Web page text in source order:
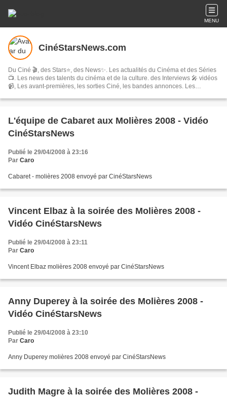
MENU
CinéStarsNews.com
Du Ciné 🎬, des Stars⭐, des News✨. Les actualités du Cinéma et des Séries
📺. Les news des talents du cinéma et de la culture. des Interviews 🎤 vidéos
📹, Les avant-premières, les sorties Ciné, les bandes annonces. Les
L'équipe de Cabaret aux Molières 2008 - Vidéo
CinéStarsNews
Publié le 29/04/2008 à 23:16
Par Caro
Cabaret - molières 2008 envoyé par CinéStarsNews
Vincent Elbaz à la soirée des Molières 2008 -
Vidéo CinéStarsNews
Publié le 29/04/2008 à 23:11
Par Caro
Vincent Elbaz molières 2008 envoyé par CinéStarsNews
Anny Duperey à la soirée des Molières 2008 -
Vidéo CinéStarsNews
Publié le 29/04/2008 à 23:10
Par Caro
Anny Duperey molières 2008 envoyé par CinéStarsNews
Judith Magre à la soirée des Molières 2008 -